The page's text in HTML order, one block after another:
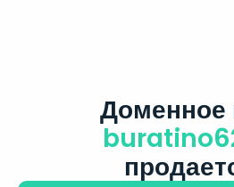
Доменное